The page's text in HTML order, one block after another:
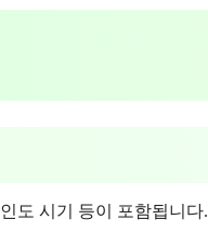
도 시기 등이 포함됩니다